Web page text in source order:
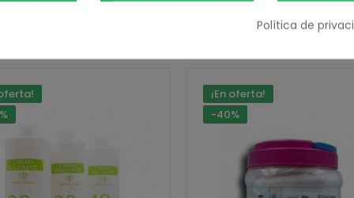
EN LA MISMA
¡En oferta!
-40%
Política de